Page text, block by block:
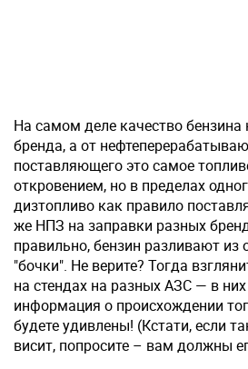
На самом деле качество бензина
бренда, а от
поставляющего это самое
откровением, но в пределах
дизтопливо как правило
же НПЗ на заправки разных
правильно, бензин разливают из
"бочки". Не верите? Тогда
на стендах на разных АЗС — в
информация о происхождении
будете удивлены! (Кстати, если
висит, попросите – вам должны